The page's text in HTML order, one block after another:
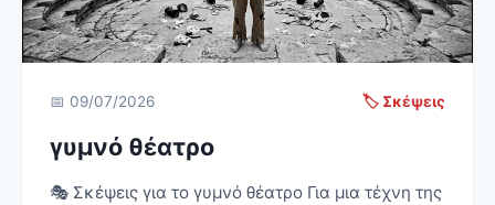
📅 09/07/2026 🏷️ Σκέψεις
γυμνό θέατρο
🎭 Σκέψεις για το γυμνό θέατρο Για μια τέχνη της